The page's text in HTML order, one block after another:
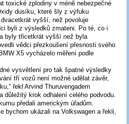
toxické zplodiny v méně nebezpečné
dusíku, které šly z výfuku
vyšší, než povoluje
byli z výsledků zmateni. Po té, co i
byly třicetkrát vyšší než byla
vědci přezkoušení přesnosti svého
X5 vycházelo měření podle
vysvětlení pro tak špatné výsledky
tří vozů není možné udělat závěr,
řekl Arvind Thuruvengadem
důležitý krok odhalení celého podvodu.
předali americkým úřadům.
bychom ukázali na Volkswagen a řekli,